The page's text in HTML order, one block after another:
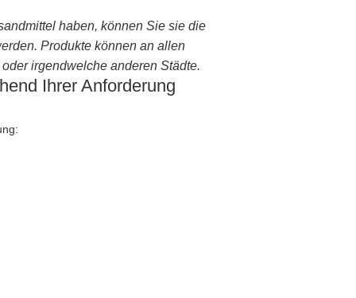
haben, können Sie sie die
Produkte können an allen
irgendwelche anderen Städte.
Ihrer Anforderung